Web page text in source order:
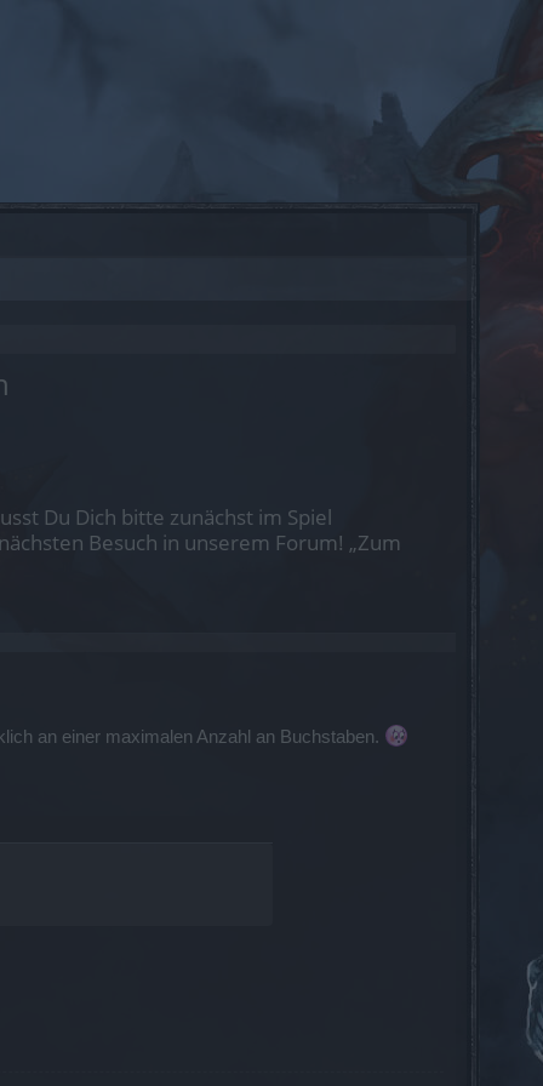
Du Dich bitte zunächst im Spiel
Besuch in unserem Forum! „Zum
an einer maximalen Anzahl an Buchstaben.